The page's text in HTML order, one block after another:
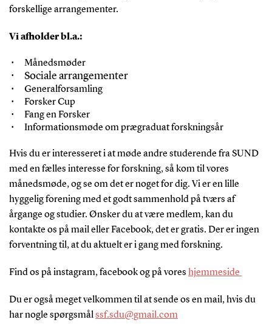
forskellige arrangementer.
Vi afholder bl.a.:
Månedsmøder
Sociale arrangementer
Generalforsamling
Forsker Cup
Fang en Forsker
Informationsmøde om prægraduat forskningsår
Hvis du er interesseret i at møde andre studerende fra SUND
med en fælles interesse for forskning, så kom til vores
månedsmøde, og se om det er noget for dig. Vi er en lille
hyggelig forening med et godt sammenhold på tværs af
årgange og studier. Ønsker du at være medlem, kan du
kontakte os på mail eller Facebook, det er gratis. Der er ingen
forventning til, at du aktuelt er i gang med forskning.
Find os på instagram, facebook og på vores hjemmeside
Du er også meget velkommen til at sende os en mail, hvis du
har nogle spørgsmålssf.sdu@gmail.com